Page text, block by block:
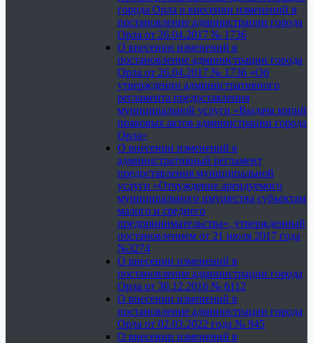
города Орла о внесении изменений в
постановление администрации города
Орла от 26.04.2017 № 1736
О внесении изменений в
постановление администрации города
Орла от 26.04.2017 № 1736 «Об
утверждении административного
регламента предоставления
муниципальной услуги «Выдача копий
правовых актов администрации города
Орла»
О внесении изменений в
административный регламент
предоставления муниципальной
услуги «Отчуждение арендуемого
муниципального имущества субъектам
малого и среднего
предпринимательства», утвержденный
постановлением от 21 июля 2017 года
№3274
О внесении изменений в
постановление администрации города
Орла от 30.12.2016 № 6112
О внесении изменений в
постановление администрации города
Орла от 02.03.2022 года № 945
О внесении изменений в